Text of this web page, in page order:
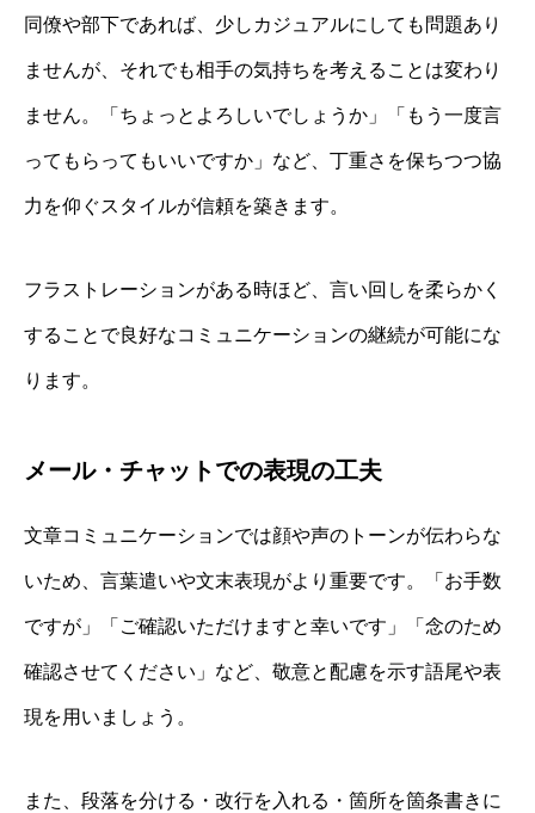
同僚や部下であれば、少しカジュアルにしても問題あり
ませんが、それでも相手の気持ちを考えることは変わり
ません。「ちょっとよろしいでしょうか」「もう一度言
ってもらってもいいですか」など、丁重さを保ちつつ協
力を仰ぐスタイルが信頼を築きます。
フラストレーションがある時ほど、言い回しを柔らかく
することで良好なコミュニケーションの継続が可能にな
ります。
メール・チャットでの表現の工夫
文章コミュニケーションでは顔や声のトーンが伝わらな
いため、言葉遣いや文末表現がより重要です。「お手数
ですが」「ご確認いただけますと幸いです」「念のため
確認させてください」など、敬意と配慮を示す語尾や表
現を用いましょう。
また、段落を分ける・改行を入れる・箇所を箇条書きに